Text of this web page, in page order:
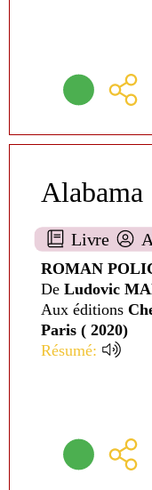
Alabama
Livre
ROMAN
De Ludovic
Aux éditions
Paris ( 2020)
Résumé: